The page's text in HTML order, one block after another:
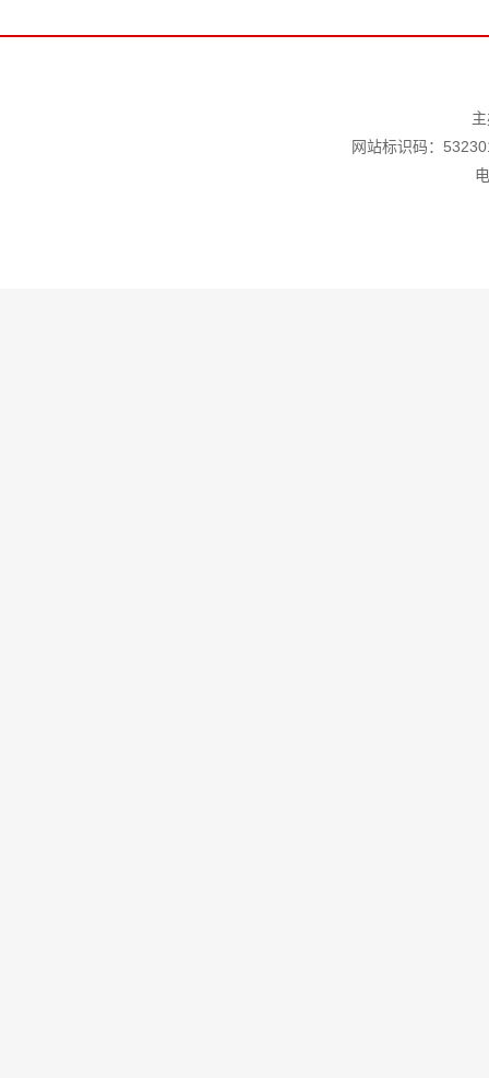
网站标识码：